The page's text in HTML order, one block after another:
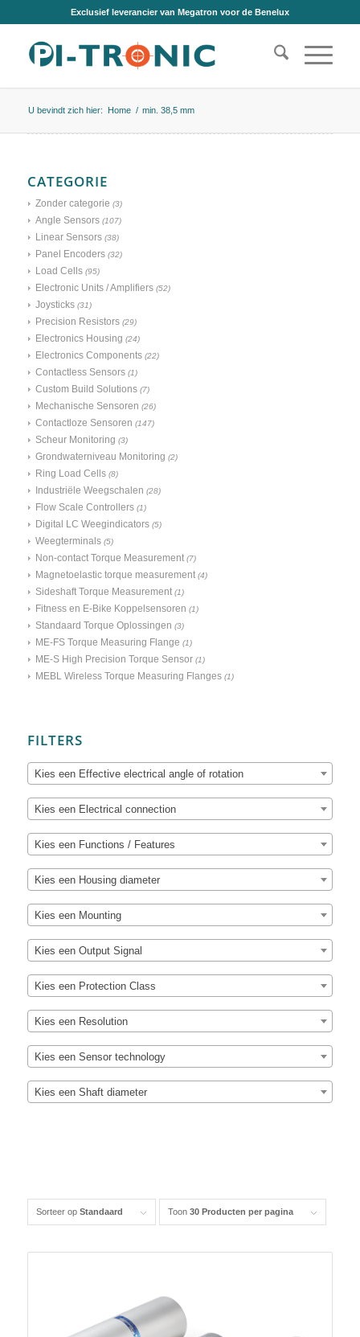
Exclusief leverancier van Megatron voor de Benelux
U bevindt zich hier: Home / min. 38,5 mm
CATEGORIE
Zonder categorie (3)
Angle Sensors (107)
Linear Sensors (38)
Panel Encoders (32)
Load Cells (95)
Electronic Units / Amplifiers (52)
Joysticks (31)
Precision Resistors (29)
Electronics Housing (24)
Electronics Components (22)
Contactless Sensors (1)
Custom Build Solutions (7)
Mechanische Sensoren (26)
Contactloze Sensoren (147)
Scheur Monitoring (3)
Grondwaterniveau Monitoring (2)
Ring Load Cells (8)
Industriële Weegschalen (28)
Flow Scale Controllers (1)
Digital LC Weegindicators (5)
Weegterminals (5)
Non-contact Torque Measurement (7)
Magnetoelastic torque measurement (4)
Sideshaft Torque Measurement (1)
Fitness en E-Bike Koppelsensoren (1)
Standaard Torque Oplossingen (3)
ME-FS Torque Measuring Flange (1)
ME-S High Precision Torque Sensor (1)
MEBL Wireless Torque Measuring Flanges (1)
FILTERS
Kies een Effective electrical angle of rotation
Kies een Electrical connection
Kies een Functions / Features
Kies een Housing diameter
Kies een Mounting
Kies een Output Signal
Kies een Protection Class
Kies een Resolution
Kies een Sensor technology
Kies een Shaft diameter
Sorteer op Standaard Toon 30 Producten per pagina